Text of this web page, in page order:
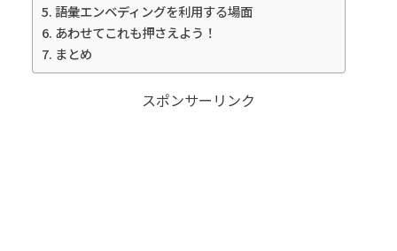
語彙エンベディングを利用する場面
あわせてこれも押さえよう！
まとめ
スポンサーリンク